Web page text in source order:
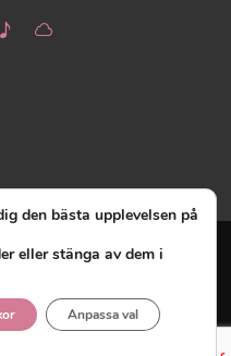
till denna site och
därtill.
den bästa upplevelsen på
eller stänga av dem i
Anpassa val